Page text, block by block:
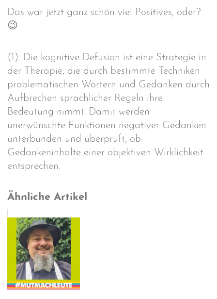
Das war jetzt ganz schön viel Positives, oder?
😉
(1): Die kognitive Defusion ist eine Strategie in
der Therapie, die durch bestimmte Techniken
problematischen Wörtern und Gedanken durch
Aufbrechen sprachlicher Regeln ihre
Bedeutung nimmt. Damit werden
unerwünschte Funktionen negativer Gedanken
unterbunden und überprüft, ob
Gedankeninhalte einer objektiven Wirklichkeit
entsprechen.
Ähnliche Artikel